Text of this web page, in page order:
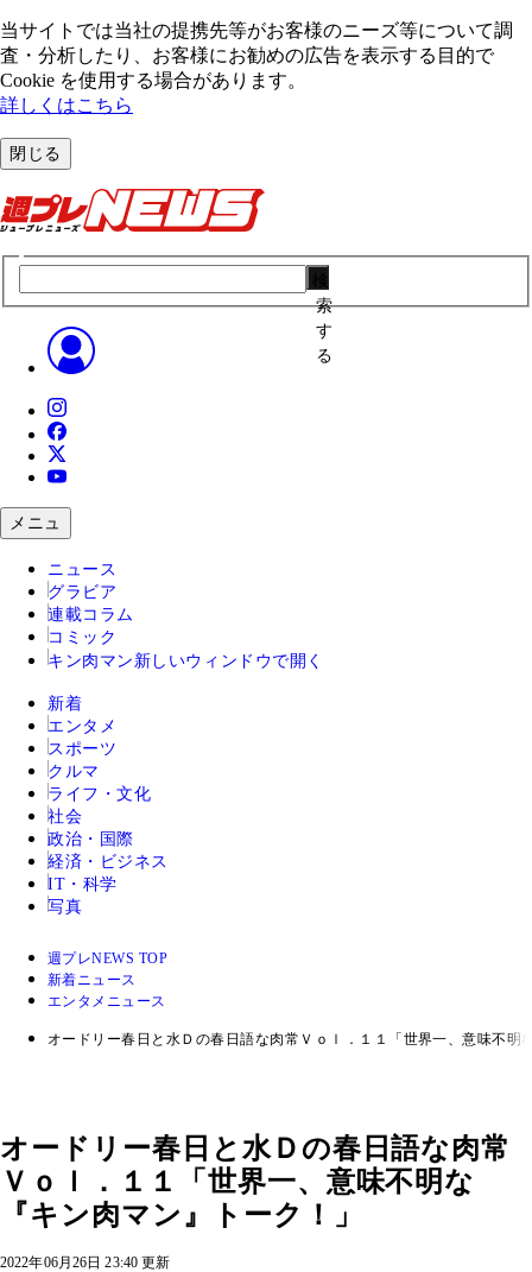
当サイトでは当社の提携先等がお客様のニーズ等について調
査・分析したり、お客様にお勧めの広告を表⽰する⽬的で
Cookie を使⽤する場合があります。
詳しくはこちら
閉じる
索
す
る
メニュ
ニュース
グラビア
連載コラム
コミック
キン肉マン 新しいウィンドウで開く
新着
エンタメ
スポーツ
クルマ
ライフ・文化
社会
政治・国際
経済・ビジネス
IT・科学
写真
週プレNEWS TOP
新着ニュース
エンタメニュース
オードリー春日と水Ｄの春日語な肉常Ｖｏｌ．１１「世界一、意味不明
オードリー春日と水Ｄの春日語な肉常
Ｖｏｌ．１１「世界一、意味不明な
『キン肉マン』トーク！」
2022年06月26日 23:40 更新